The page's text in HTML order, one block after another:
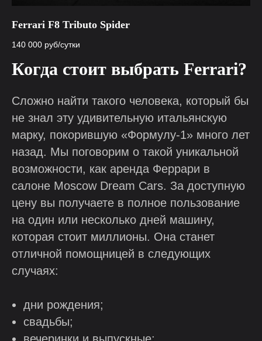
Ferrari F8 Tributo Spider
140 000 руб/сутки
Когда стоит выбрать Ferrari?
Сложно найти такого человека, который бы
не знал эту удивительную итальянскую
марку, покорившую «Формулу-1» много лет
назад. Мы поговорим о такой уникальной
возможности, как аренда Феррари в
салоне Moscow Dream Cars. За доступную
цену вы получаете в полное пользование
на один или несколько дней машину,
которая стоит миллионы. Она станет
отличной помощницей в следующих
случаях:
дни рождения;
свадьбы;